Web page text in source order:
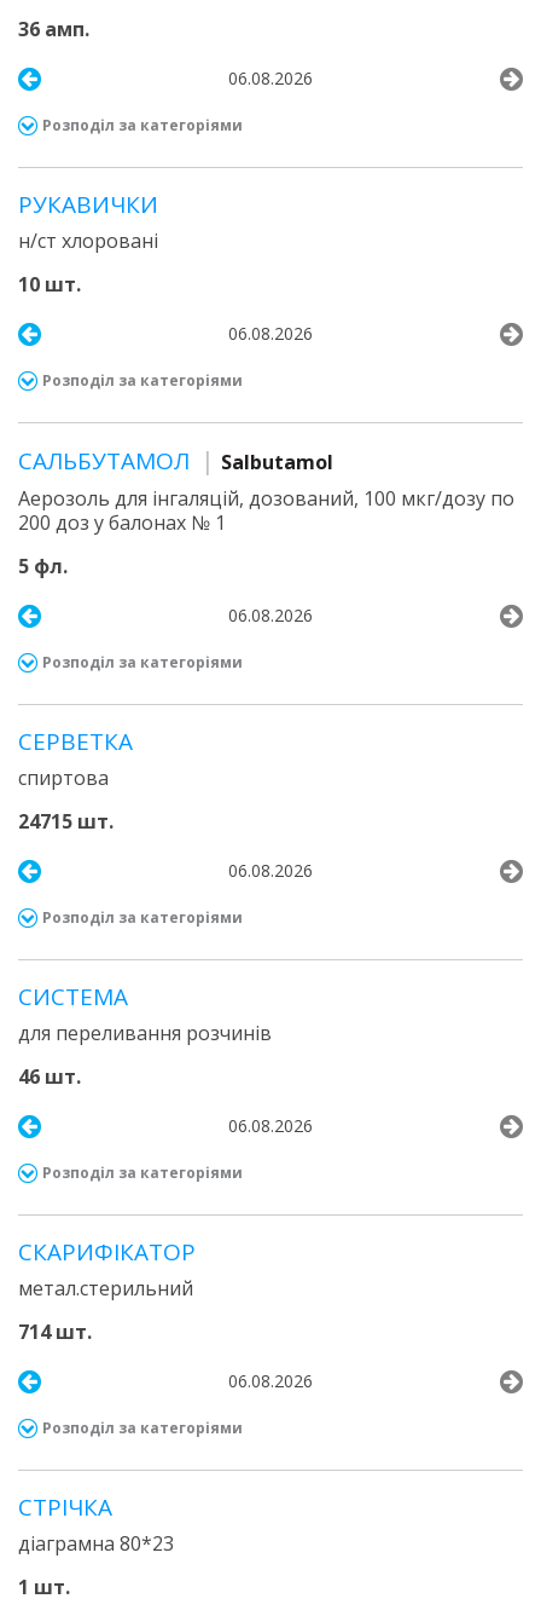
36 амп.
06.08.2026
Розподіл за категоріями
РУКАВИЧКИ
н/ст хлоровані
10 шт.
06.08.2026
Розподіл за категоріями
САЛЬБУТАМОЛ
Salbutamol
Аерозоль для інгаляцій, дозований, 100 мкг/дозу по
200 доз у балонах № 1
5 фл.
06.08.2026
Розподіл за категоріями
СЕРВЕТКА
спиртова
24715 шт.
06.08.2026
Розподіл за категоріями
СИСТЕМА
для переливання розчинів
46 шт.
06.08.2026
Розподіл за категоріями
СКАРИФІКАТОР
метал.стерильний
714 шт.
06.08.2026
Розподіл за категоріями
СТРІЧКА
діаграмна 80*23
1 шт.